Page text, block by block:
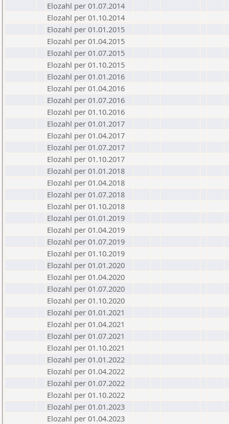
Elozahl per 01.07.2014
Elozahl per 01.10.2014
Elozahl per 01.01.2015
Elozahl per 01.04.2015
Elozahl per 01.07.2015
Elozahl per 01.10.2015
Elozahl per 01.01.2016
Elozahl per 01.04.2016
Elozahl per 01.07.2016
Elozahl per 01.10.2016
Elozahl per 01.01.2017
Elozahl per 01.04.2017
Elozahl per 01.07.2017
Elozahl per 01.10.2017
Elozahl per 01.01.2018
Elozahl per 01.04.2018
Elozahl per 01.07.2018
Elozahl per 01.10.2018
Elozahl per 01.01.2019
Elozahl per 01.04.2019
Elozahl per 01.07.2019
Elozahl per 01.10.2019
Elozahl per 01.01.2020
Elozahl per 01.04.2020
Elozahl per 01.07.2020
Elozahl per 01.10.2020
Elozahl per 01.01.2021
Elozahl per 01.04.2021
Elozahl per 01.07.2021
Elozahl per 01.10.2021
Elozahl per 01.01.2022
Elozahl per 01.04.2022
Elozahl per 01.07.2022
Elozahl per 01.10.2022
Elozahl per 01.01.2023
Elozahl per 01.04.2023